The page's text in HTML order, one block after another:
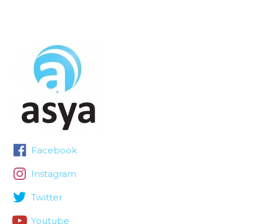
Facebook
Instagram
Twitter
Youtube